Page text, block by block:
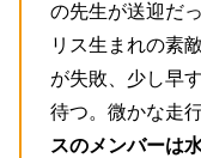
の先生が送迎だ
リス生まれの素
が失敗、少し早
待つ。微かな走
スのメンバーは